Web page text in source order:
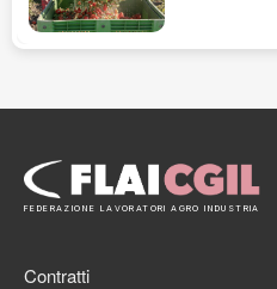
FEDERAZIONE LAVORATORI AGRO INDUSTRIA
Contratti